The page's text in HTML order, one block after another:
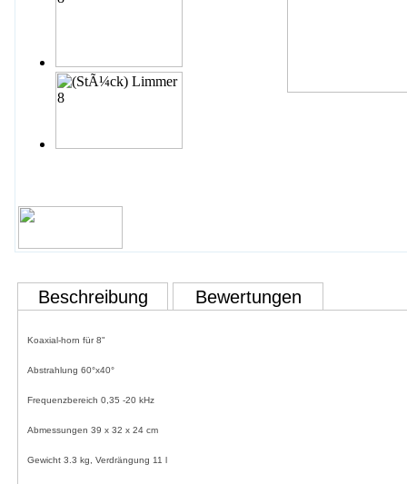
Beschreibung Bewertungen
Koaxial-horn für 8"
Abstrahlung 60°x40°
Frequenzbereich 0,35 -20 kHz
Abmessungen 39 x 32 x 24 cm
Gewicht 3.3 kg, Verdrängung 11 l